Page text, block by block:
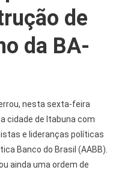
de
da BA-
nesta sexta-feira
cidade de Itabuna com
e lideranças políticas
Banco do Brasil (AABB).
ainda uma ordem de